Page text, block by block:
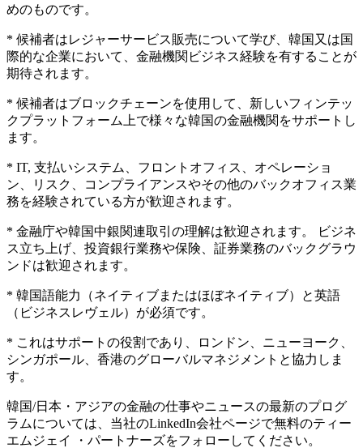
めのものです。
* 候補者はレジャーサービス販売について学び、韓国又は国
際的な企業において、金融機関ビジネス経験を有することが
期待されます。
* 候補者はブロックチェーンを使用して、新しいフィンテッ
クプラットフォーム上で様々な韓国の金融機関をサポートし
ます。
* IT, 支払いシステム、フロントオフィス、オペレーショ
ン、リスク、コンプライアンスやその他のバックオフィス業
務を経験されている方が歓迎されます。
* 金融庁や韓国中銀関連取引の理解は歓迎されます。 ビジネ
ス立ち上げ、投資銀行業務や保険、証券業務のバックグラウ
ンドは歓迎されます。
* 韓国語能力（ネイティブまたはほぼネイティブ）と英語
（ビジネスレヴェル）が必須です。
* これはサポートの役割であり、ロンドン、ニューヨーク、
シンガポール、香港のグローバルマネジメントと協力しま
す。
韓国/日本・アジアの金融の仕事やニュースの最新のプログ
ラムについては、当社のLinkedIn会社ページで無料のティー
エムジェイ ・パートナーズをフォローしてください。